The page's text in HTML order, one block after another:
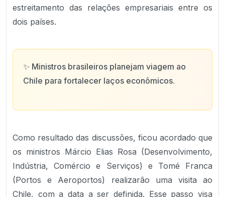
estreitamento das relações empresariais entre os
dois países.
✨ Ministros brasileiros planejam viagem ao
Chile para fortalecer laços econômicos.
Como resultado das discussões, ficou acordado que
os ministros Márcio Elias Rosa (Desenvolvimento,
Indústria, Comércio e Serviços) e Tomé Franca
(Portos e Aeroportos) realizarão uma visita ao
Chile, com a data a ser definida. Esse passo visa